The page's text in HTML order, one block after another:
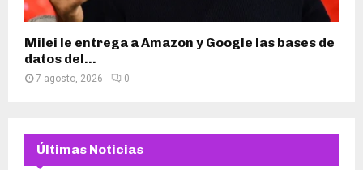
Milei le entrega a Amazon y Google las bases de
datos del...
7 agosto, 2026 0
Últimas Noticias